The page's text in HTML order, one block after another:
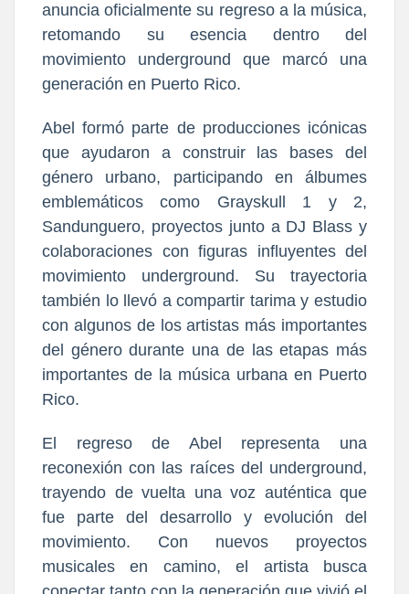
anuncia oficialmente su regreso a la música,
retomando su esencia dentro del
movimiento underground que marcó una
generación en Puerto Rico.
Abel formó parte de producciones icónicas
que ayudaron a construir las bases del
género urbano, participando en álbumes
emblemáticos como Grayskull 1 y 2,
Sandunguero, proyectos junto a DJ Blass y
colaboraciones con figuras influyentes del
movimiento underground. Su trayectoria
también lo llevó a compartir tarima y estudio
con algunos de los artistas más importantes
del género durante una de las etapas más
importantes de la música urbana en Puerto
Rico.
El regreso de Abel representa una
reconexión con las raíces del underground,
trayendo de vuelta una voz auténtica que
fue parte del desarrollo y evolución del
movimiento. Con nuevos proyectos
musicales en camino, el artista busca